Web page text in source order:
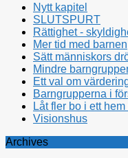
Nytt kapitel
SLUTSPURT
Rättighet -
Mer tid med
Sätt människors
Mindre
Ett val om
Barngrupperna i
Låt fler bo i ett
Visionshus
Archives